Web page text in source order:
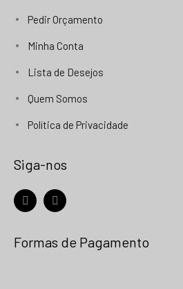
Pedir Orçamento
Minha Conta
Lista de Desejos
Quem Somos
Política de Privacidade
Siga-nos
Formas de Pagamento